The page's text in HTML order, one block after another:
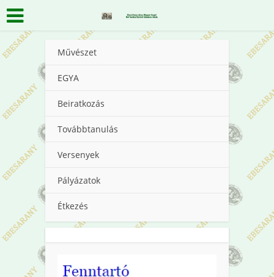
Művészet
EGYA
Beiratkozás
Továbbtanulás
Versenyek
Pályázatok
Étkezés